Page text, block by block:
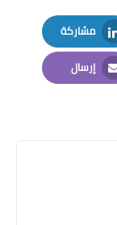
مشاركة
LinkedIn
إرسال
Email